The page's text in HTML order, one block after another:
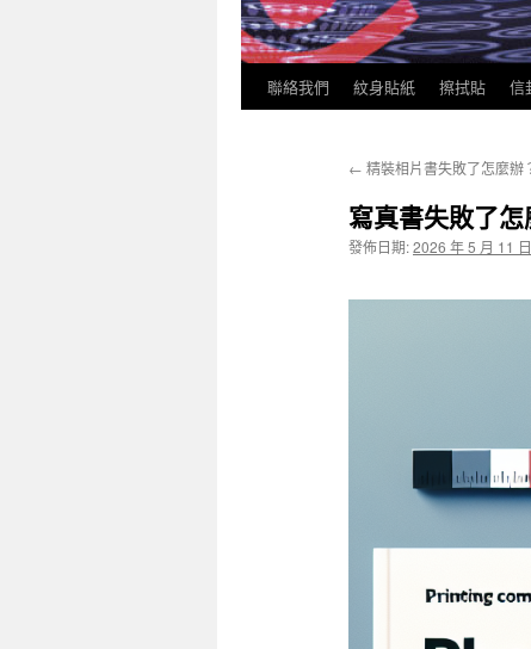
聯絡我們 紋身貼紙 擦拭貼 信
← 精裝相片書失敗了怎麼辦
寫真書失敗了
發佈日期:2026 年 5 月 11 日